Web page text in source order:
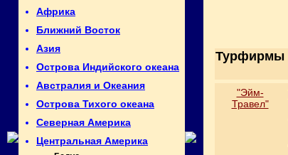
Африка
Ближний Восток
Азия
Острова Индийского океана
Австралия и Океания
Острова Тихого океана
Северная Америка
Центральная Америка
Турфирмы
"Эйм-
Травел"